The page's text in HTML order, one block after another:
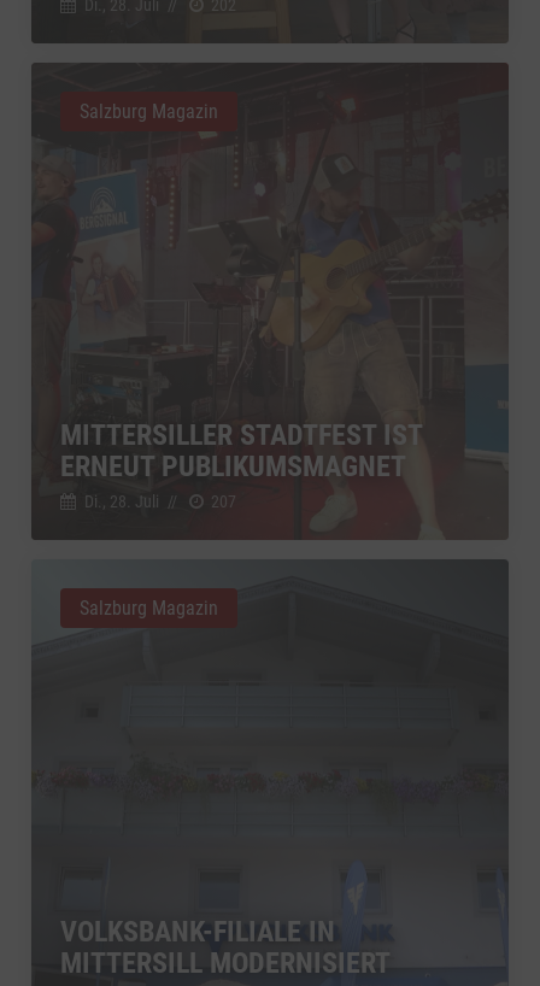
Di., 28. Juli // 202
MITTERSILLER STADTFEST IST
ERNEUT PUBLIKUMSMAGNET
Di., 28. Juli // 207
Salzburg Magazin
VOLKSBANK-FILIALE IN
MITTERSILL MODERNISIERT
Salzburg Magazin